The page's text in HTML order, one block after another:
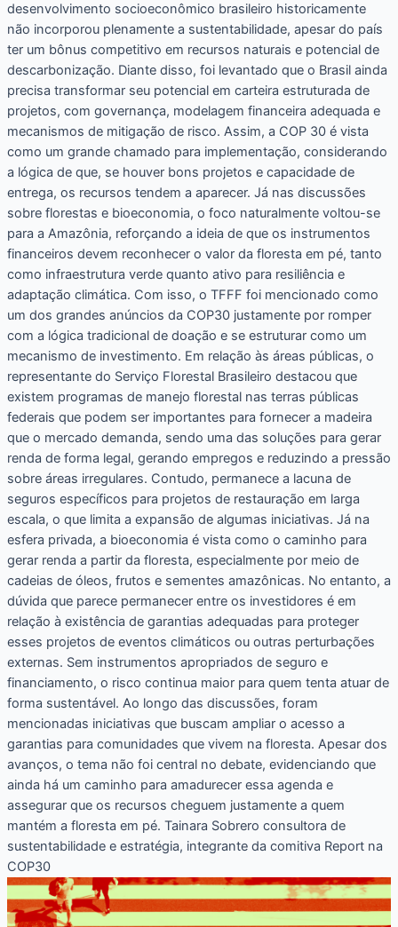
desenvolvimento socioeconômico brasileiro historicamente
não incorporou plenamente a sustentabilidade, apesar do país
ter um bônus competitivo em recursos naturais e potencial de
descarbonização. Diante disso, foi levantado que o Brasil ainda
precisa transformar seu potencial em carteira estruturada de
projetos, com governança, modelagem financeira adequada e
mecanismos de mitigação de risco. Assim, a COP 30 é vista
como um grande chamado para implementação, considerando
a lógica de que, se houver bons projetos e capacidade de
entrega, os recursos tendem a aparecer. Já nas discussões
sobre florestas e bioeconomia, o foco naturalmente voltou-se
para a Amazônia, reforçando a ideia de que os instrumentos
financeiros devem reconhecer o valor da floresta em pé, tanto
como infraestrutura verde quanto ativo para resiliência e
adaptação climática. Com isso, o TFFF foi mencionado como
um dos grandes anúncios da COP30 justamente por romper
com a lógica tradicional de doação e se estruturar como um
mecanismo de investimento. Em relação às áreas públicas, o
representante do Serviço Florestal Brasileiro destacou que
existem programas de manejo florestal nas terras públicas
federais que podem ser importantes para fornecer a madeira
que o mercado demanda, sendo uma das soluções para gerar
renda de forma legal, gerando empregos e reduzindo a pressão
sobre áreas irregulares. Contudo, permanece a lacuna de
seguros específicos para projetos de restauração em larga
escala, o que limita a expansão de algumas iniciativas. Já na
esfera privada, a bioeconomia é vista como o caminho para
gerar renda a partir da floresta, especialmente por meio de
cadeias de óleos, frutos e sementes amazônicas. No entanto, a
dúvida que parece permanecer entre os investidores é em
relação à existência de garantias adequadas para proteger
esses projetos de eventos climáticos ou outras perturbações
externas. Sem instrumentos apropriados de seguro e
financiamento, o risco continua maior para quem tenta atuar de
forma sustentável. Ao longo das discussões, foram
mencionadas iniciativas que buscam ampliar o acesso a
garantias para comunidades que vivem na floresta. Apesar dos
avanços, o tema não foi central no debate, evidenciando que
ainda há um caminho para amadurecer essa agenda e
assegurar que os recursos cheguem justamente a quem
mantém a floresta em pé. Tainara Sobrero consultora de
sustentabilidade e estratégia, integrante da comitiva Report na
COP30